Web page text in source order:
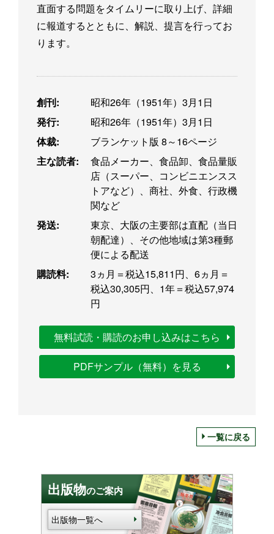
直面する問題をタイムリーに取り上げ、詳細
に報道するとともに、解説、提言を行ってお
ります。
創刊:
昭和26年（1951年）3月1日
発行:
昭和26年（1951年）3月1日
体裁:
ブランケット版 8～16ページ
主な読者:
食品メーカー、食品卸、食品量販
店（スーパー、コンビニエンスス
トアなど）、商社、外食、行政機
関など
発送:
東京、大阪の主要部は直配（当日
朝配達）、その他地域は第3種郵
便による配送
購読料:
3ヵ月＝税込15,811円、6ヵ月＝
税込30,305円、1年＝税込57,974
円
無料試読・購読のお申し込みはこちら
PDFサンプル（無料）を見る
一覧に戻る
出版物のご案内
出版物一覧へ